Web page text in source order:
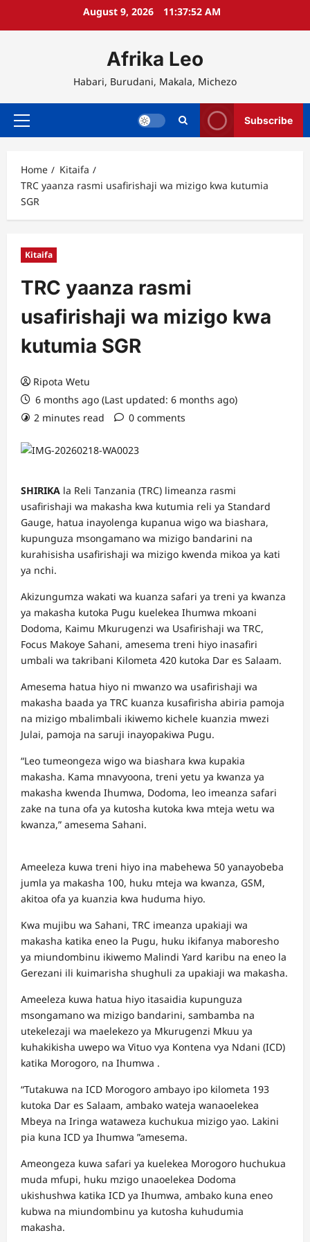
August 9, 2026 11:37:52 AM
Afrika Leo
Habari, Burudani, Makala, Michezo
Primary
Subscribe
Home
Kitaifa
TRC yaanza rasmi usafirishaji wa mizigo kwa kutumia
SGR
Kitaifa
TRC yaanza rasmi
usafirishaji wa mizigo kwa
kutumia SGR
Ripota Wetu
6 months ago (Last updated: 6 months ago)
2 minutes read
0 comments
SHIRIKA la Reli Tanzania (TRC) limeanza rasmi
usafirishaji wa makasha kwa kutumia reli ya Standard
Gauge, hatua inayolenga kupanua wigo wa biashara,
kupunguza msongamano wa mizigo bandarini na
kurahisisha usafirishaji wa mizigo kwenda mikoa ya kati
ya nchi.
Akizungumza wakati wa kuanza safari ya treni ya kwanza
ya makasha kutoka Pugu kuelekea Ihumwa mkoani
Dodoma, Kaimu Mkurugenzi wa Usafirishaji wa TRC,
Focus Makoye Sahani, amesema treni hiyo inasafiri
umbali wa takribani Kilometa 420 kutoka Dar es Salaam.
Amesema hatua hiyo ni mwanzo wa usafirishaji wa
makasha baada ya TRC kuanza kusafirisha abiria pamoja
na mizigo mbalimbali ikiwemo kichele kuanzia mwezi
Julai, pamoja na saruji inayopakiwa Pugu.
“Leo tumeongeza wigo wa biashara kwa kupakia
makasha. Kama mnavyoona, treni yetu ya kwanza ya
makasha kwenda Ihumwa, Dodoma, leo imeanza safari
zake na tuna ofa ya kutosha kutoka kwa mteja wetu wa
kwanza,” amesema Sahani.
Ameeleza kuwa treni hiyo ina mabehewa 50 yanayobeba
jumla ya makasha 100, huku mteja wa kwanza, GSM,
akitoa ofa ya kuanzia kwa huduma hiyo.
Kwa mujibu wa Sahani, TRC imeanza upakiaji wa
makasha katika eneo la Pugu, huku ikifanya maboresho
ya miundombinu ikiwemo Malindi Yard karibu na eneo la
Gerezani ili kuimarisha shughuli za upakiaji wa makasha.
Ameeleza kuwa hatua hiyo itasaidia kupunguza
msongamano wa mizigo bandarini, sambamba na
utekelezaji wa maelekezo ya Mkurugenzi Mkuu ya
kuhakikisha uwepo wa Vituo vya Kontena vya Ndani (ICD)
katika Morogoro, na Ihumwa .
“Tutakuwa na ICD Morogoro ambayo ipo kilometa 193
kutoka Dar es Salaam, ambako wateja wanaoelekea
Mbeya na Iringa wataweza kuchukua mizigo yao. Lakini
pia kuna ICD ya Ihumwa ”amesema.
Ameongeza kuwa safari ya kuelekea Morogoro huchukua
muda mfupi, huku mzigo unaoelekea Dodoma
ukishushwa katika ICD ya Ihumwa, ambako kuna eneo
kubwa na miundombinu ya kutosha kuhudumia
makasha.